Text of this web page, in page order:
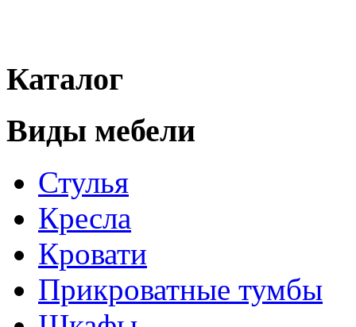
Каталог
Виды мебели
Стулья
Кресла
Кровати
Прикроватные тумбы